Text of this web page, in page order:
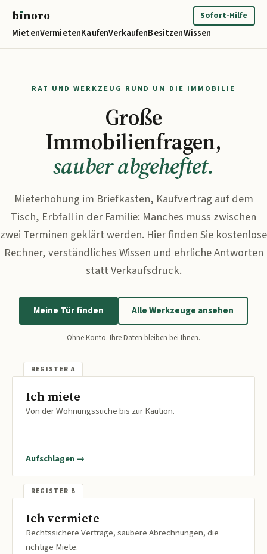
bınoro
MietenVermietenKaufenVerkaufenBesitzenWissen
Sofort-Hilfe
RAT UND WERKZEUG RUND UM DIE IMMOBILIE
Große
Immobilienfragen,
sauber abgeheftet.
Mieterhöhung im Briefkasten, Kaufvertrag auf dem
Tisch, Erbfall in der Familie: Manches muss zwischen
zwei Terminen geklärt werden. Hier finden Sie kostenlose
Rechner, verständliches Wissen und ehrliche Antworten
statt Verkaufsdruck.
Meine Tür finden Alle Werkzeuge ansehen
Ohne Konto. Ihre Daten bleiben bei Ihnen.
Ich miete
Von der Wohnungssuche bis zur Kaution.
Aufschlagen →
Ich vermiete
Rechtssichere Verträge, saubere Abrechnungen, die
richtige Miete.